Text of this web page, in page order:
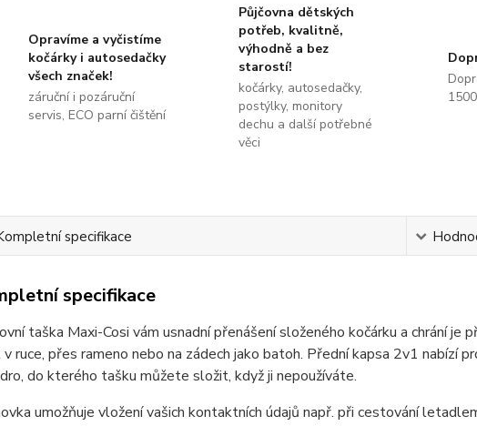
Opravíme a vyčistíme
kočárky i autosedačky
všech značek!
záruční i pozáruční
servis, ECO parní čištění
Půjčovna dětských
potřeb, kvalitně,
výhodně a bez
starostí!
kočárky, autosedačky,
postýlky, monitory
dechu a další potřebné
věci
specifikace
specifikace
taška Maxi-Cosi vám usnadní přenášení složeného kočárku a chrání
ruce, přes rameno nebo na zádech jako batoh. Přední kapsa 2v1 nabízí
do kterého tašku můžete složit, když ji nepoužíváte.
umožňuje vložení vašich kontaktních údajů např. při cestování